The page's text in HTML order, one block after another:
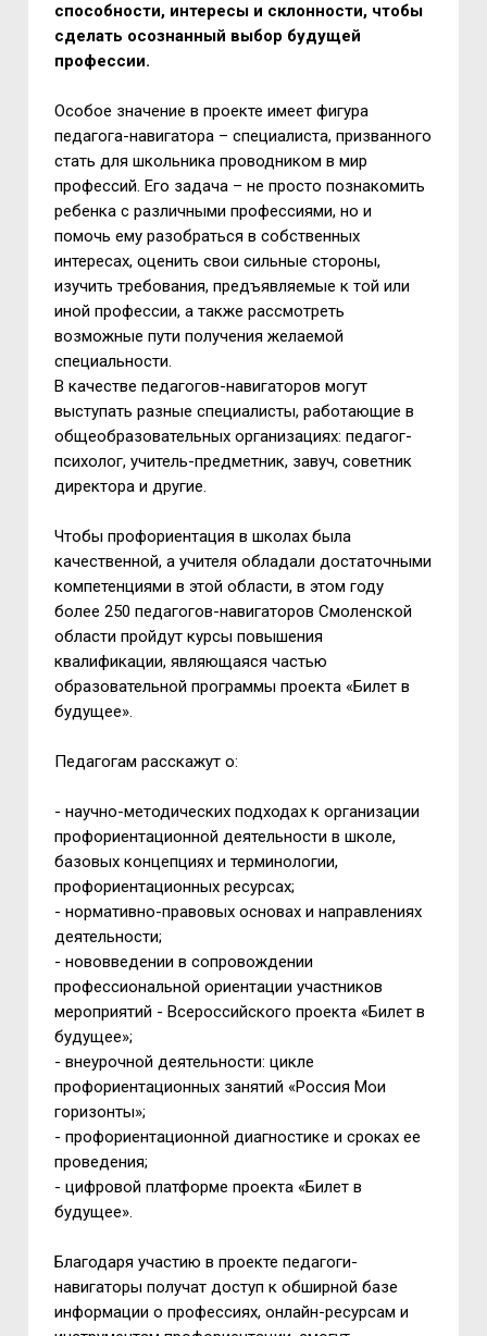
способности, интересы и склонности, чтобы
сделать осознанный выбор будущей
профессии.
Особое значение в проекте имеет фигура
педагога-навигатора – специалиста, призванного
стать для школьника проводником в мир
профессий. Его задача – не просто познакомить
ребенка с различными профессиями, но и
помочь ему разобраться в собственных
интересах, оценить свои сильные стороны,
изучить требования, предъявляемые к той или
иной профессии, а также рассмотреть
возможные пути получения желаемой
специальности.
В качестве педагогов-навигаторов могут
выступать разные специалисты, работающие в
общеобразовательных организациях: педагог-
психолог, учитель-предметник, завуч, советник
директора и другие.
Чтобы профориентация в школах была
качественной, а учителя обладали достаточными
компетенциями в этой области, в этом году
более 250 педагогов-навигаторов Смоленской
области пройдут курсы повышения
квалификации, являющаяся частью
образовательной программы проекта «Билет в
будущее».
Педагогам расскажут о:
- научно-методических подходах к организации
профориентационной деятельности в школе,
базовых концепциях и терминологии,
профориентационных ресурсах;
- нормативно-правовых основах и направлениях
деятельности;
- нововведении в сопровождении
профессиональной ориентации участников
мероприятий - Всероссийского проекта «Билет в
будущее»;
- внеурочной деятельности: цикле
профориентационных занятий «Россия Мои
горизонты»;
- профориентационной диагностике и сроках ее
проведения;
- цифровой платформе проекта «Билет в
будущее».
Благодаря участию в проекте педагоги-
навигаторы получат доступ к обширной базе
информации о профессиях, онлайн-ресурсам и